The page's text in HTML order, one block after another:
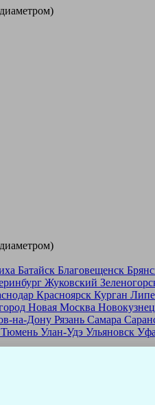
Батайск Благовещенск
Жуковский
Красноярск Курган
Новая Москва
на-Дону Рязань Самара
Тюмень Улан-Удэ Ульяновск Уфа
девушки, в возрасте от 24